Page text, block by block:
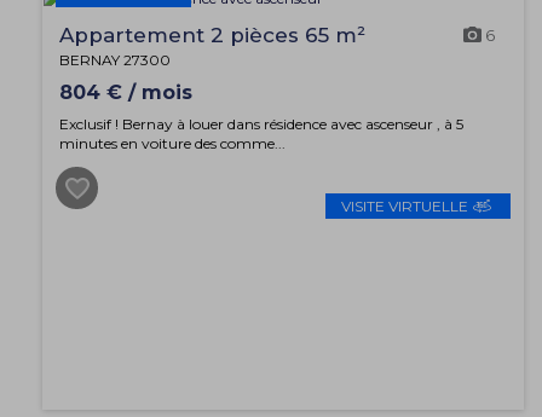
VISITE VIRTUELLE
Appartement 2 pièces 65 m² 6
BERNAY 27300
804 € / mois
Exclusif ! Bernay à louer dans résidence avec ascenseur , à 5
minutes en voiture des comme...